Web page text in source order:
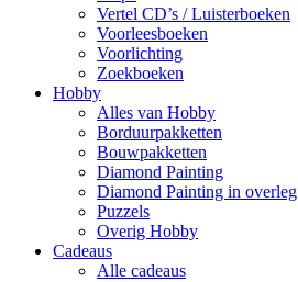
Vertel CD’s / Luisterboeken
Voorleesboeken
Voorlichting
Zoekboeken
Hobby
Alles van Hobby
Borduurpakketten
Bouwpakketten
Diamond Painting
Diamond Painting in overleg
Puzzels
Overig Hobby
Cadeaus
Alle cadeaus